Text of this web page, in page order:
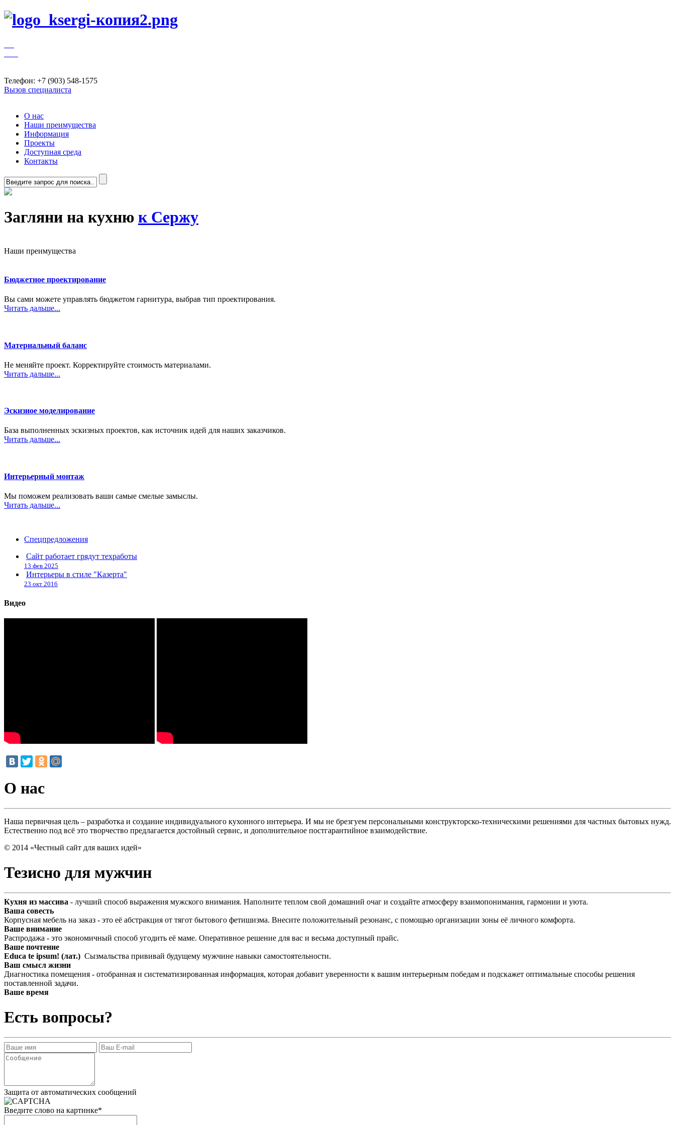
Телефон: +7 (903) 548-1575
Вызов специалиста
О нас
Наши преимущества
Информация
Проекты
Доступная среда
Контакты
Загляни на кухню к Сержу
Наши преимущества
Бюджетное проектирование
Вы сами можете управлять бюджетом гарнитура, выбрав тип проектирования.
Читать дальше...
Материальный баланс
Не меняйте проект. Корректируйте стоимость материалами.
Читать дальше...
Эскизное моделирование
База выполненных эскизных проектов, как источник идей для наших заказчиков.
Читать дальше...
Интерьерный монтаж
Мы поможем реализовать ваши самые смелые замыслы.
Читать дальше...
Спецпредложения
Сайт работает грядут техработы
13 фев 2025
Интерьеры в стиле "Казерта"
23 окт 2016
Видео
О нас
Наша первичная цель – разработка и создание индивидуального кухонного интерьера. И мы не брезгуем персональными конструкторско-техническими решениями для частных бытовых нужд.
Естественно под всё это творчество предлагается достойный сервис, и дополнительное постгарантийное взаимодействие.
© 2014 «Честный сайт для ваших идей»
Тезисно для мужчин
Кухня из массива - лучший способ выражения мужского внимания. Наполните теплом свой домашний очаг и создайте атмосферу взаимопонимания, гармонии и уюта.
Ваша совесть
Корпусная мебель на заказ - это её абстракция от тягот бытового фетишизма. Внесите положительный резонанс, с помощью организации зоны её личного комфорта.
Ваше внимание
Распродажа - это экономичный способ угодить её маме. Оперативное решение для вас и весьма доступный прайс.
Ваше почтение
Educa te ipsum! (лат.) Сызмальства прививай будущему мужчине навыки самостоятельности.
Ваш смысл жизни
Диагностика помещения - отобранная и систематизированная информация, которая добавит уверенности к вашим интерьерным победам и подскажет оптимальные способы решения
поставленной задачи.
Ваше время
Есть вопросы?
Защита от автоматических сообщений
Введите слово на картинке*